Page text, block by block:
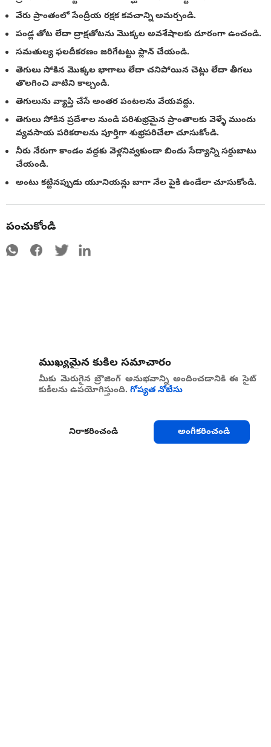
వేరు ప్రాంతంలో సేంద్రీయ రక్షక కవచాన్ని అమర్చండి.
పండ్ల తోట లేదా ద్రాక్షతోటను మొక్కల అవశేషాలకు దూరంగా ఉంచండి.
సమతుల్య ఫలదీకరణం జరిగేటట్టు ప్లాన్ చేయండి.
తెగులు సోకిన మొక్కల భాగాలు లేదా చనిపోయిన చెట్లు లేదా తీగలు
తొలగించి వాటిని కాల్చండి.
తెగులును వ్యాప్తి చేసే అంతర పంటలను వేయవద్దు.
తెగులు సోకిన ప్రదేశాల నుండి పరిశుభ్రమైన ప్రాంతాలకు వెళ్ళే ముందు
వ్యవసాయ పరికరాలను పూర్తిగా శుభ్రపరిచేలా చూసుకోండి.
నీరు నేరుగా కాండం వద్దకు వెళ్లనివ్వకుండా బిందు సేద్యాన్ని సర్దుబాటు
చేయండి.
అంటు కట్టినప్పుడు యూనియన్లు బాగా నేల పైకి ఉండేలా చూసుకోండి.
పంచుకోండి
ముఖ్యమైన కుకీల సమాచారం
మీకు మెరుగైన బ్రౌజింగ్ అనుభవాన్ని అందించడానికి ఈ సైట్
కుకీలను ఉపయోగిస్తుంది. గోప్యత నోటీసు
నిరాకరించండి అంగీకరించండి